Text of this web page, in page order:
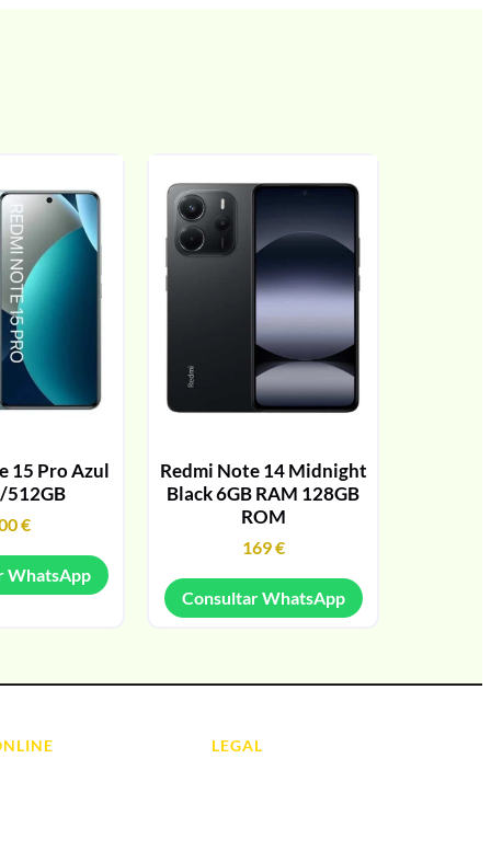
15 Pro Azul
512GB
€
WhatsApp
Redmi Note 14 Midnight
Black 6GB RAM 128GB
ROM
169€
Consultar WhatsApp
LEGAL